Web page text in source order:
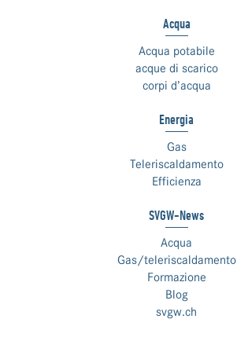
Acqua
Acqua potabile
acque di scarico
corpi d’acqua
Energia
Gas
Teleriscaldamento
Efficienza
SVGW-News
Acqua
Gas/teleriscaldamento
Formazione
Blog
svgw.ch